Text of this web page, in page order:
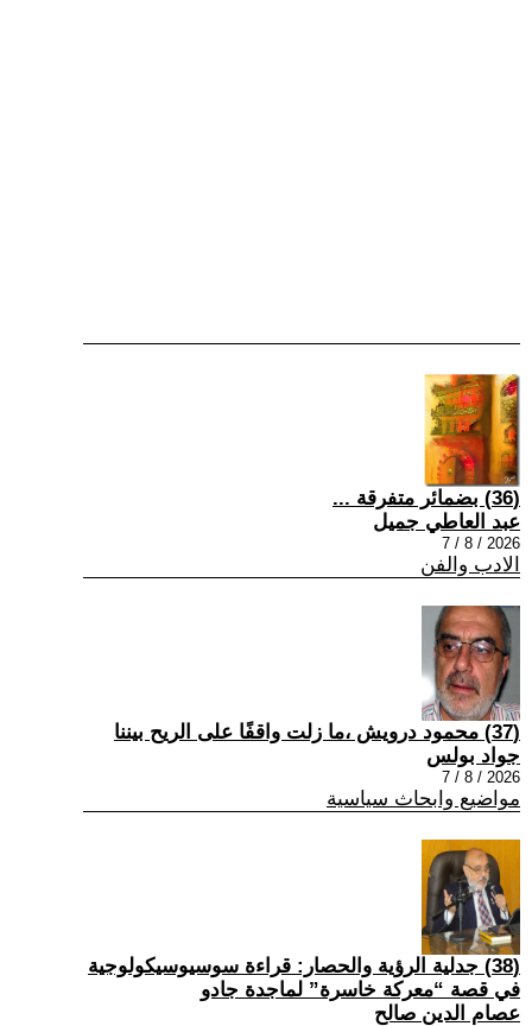
(36) بضمائر متفرقة ...
عبد العاطي جميل
2026 / 8 / 7
الادب والفن
(37) محمود درويش ،ما زلت واقفًا على الريح بيننا
جواد بولس
2026 / 8 / 7
مواضيع وابحاث سياسية
(38) جدلية الرؤية والحصار: قراءة سوسيوسيكولوجية
في قصة “معركة خاسرة” لماجدة جادو
عصام الدين صالح